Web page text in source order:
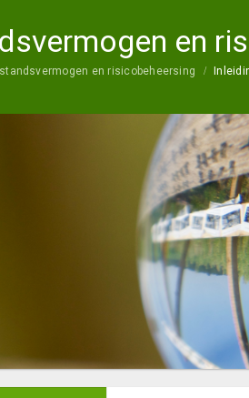
en
en risicobeheersing